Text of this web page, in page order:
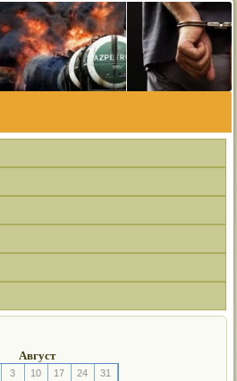
Август
3 10 17 24
31